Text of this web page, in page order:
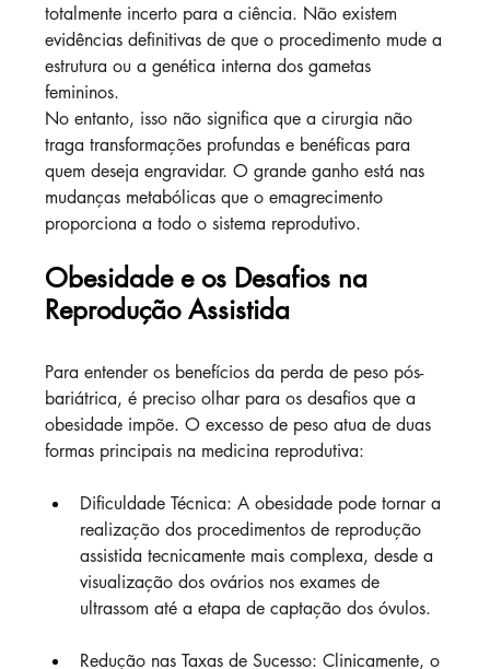
totalmente incerto para a ciência. Não existem
evidências definitivas de que o procedimento mude a
estrutura ou a genética interna dos gametas
femininos.
No entanto, isso não significa que a cirurgia não
traga transformações profundas e benéficas para
quem deseja engravidar. O grande ganho está nas
mudanças metabólicas que o emagrecimento
proporciona a todo o sistema reprodutivo.
Obesidade e os Desafios na
Reprodução Assistida
Para entender os benefícios da perda de peso pós-
bariátrica, é preciso olhar para os desafios que a
obesidade impõe. O excesso de peso atua de duas
formas principais na medicina reprodutiva:
Dificuldade Técnica: A obesidade pode tornar a
realização dos procedimentos de reprodução
assistida tecnicamente mais complexa, desde a
visualização dos ovários nos exames de
ultrassom até a etapa de captação dos óvulos.
Redução nas Taxas de Sucesso: Clinicamente, o